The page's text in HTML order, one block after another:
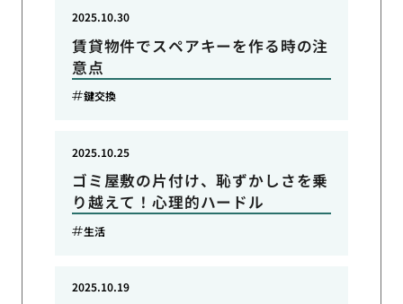
賃貸物件でスペアキーを作る時の注
意点
2025.10.30
鍵交換
ゴミ屋敷の片付け、恥ずかしさを乗
り越えて！心理的ハードル
2025.10.25
生活
2025.10.19